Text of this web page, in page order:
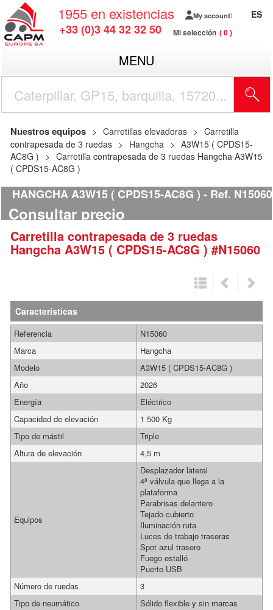
1955 en existencias
+33 (0)3 44 32 32 50
My account
Mi selección 0
ES
MENU
Nuestros equipos Carretillas elevadoras
Carretilla
contrapesada de 3 ruedas
Hangcha
A3W15 ( CPDS15-
AC8G )
Carretilla contrapesada de 3 ruedas Hangcha A3W15
( CPDS15-AC8G )
HANGCHA A3W15 ( CPDS15-AC8G ) Ref. N15060
Consultar precio
Carretilla contrapesada de 3 ruedas
Hangcha A3W15 ( CPDS15-AC8G ) #N15060
Características
Referencia
N15060
Marca
Hangcha
Modelo
A3W15 ( CPDS15-AC8G )
Año
2026
Energía
Eléctrico
Capacidad de elevación
1 500 Kg
Tipo de mástil
Triple
Altura de elevación
4,5 m
Equipos
Desplazador lateral
4ª válvula que llega a la
plataforma
Parabrisas delantero
Tejado cubierto
Iluminación ruta
Luces de trabajo traseras
Spot azul trasero
Fuego estalló
Puerto USB
Número de ruedas
3
Tipo de neumático
Sólido flexible y sin marcas